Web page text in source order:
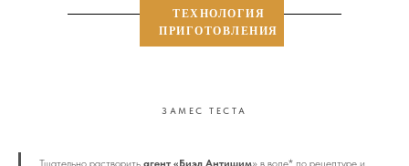
ТЕХНОЛОГИЯ
ПРИГОТОВЛЕНИЯ
ЗАМЕС ТЕСТА